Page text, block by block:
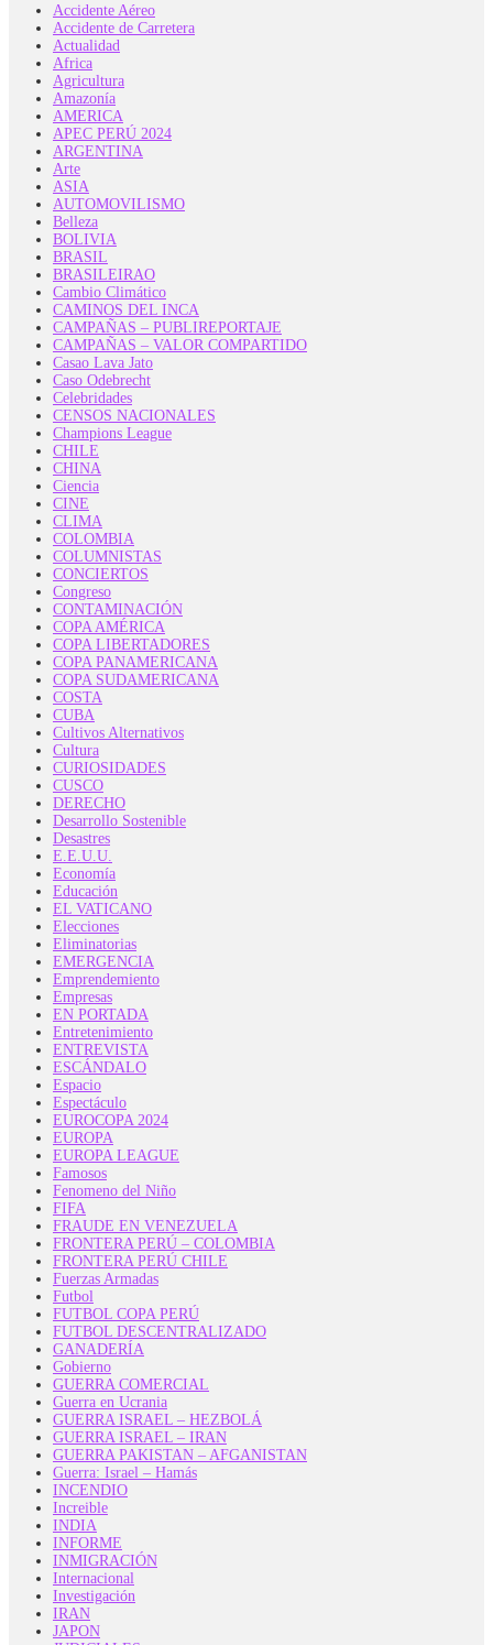
Accidente Aéreo
Accidente de Carretera
Actualidad
Africa
Agricultura
Amazonía
AMERICA
APEC PERÚ 2024
ARGENTINA
Arte
ASIA
AUTOMOVILISMO
Belleza
BOLIVIA
BRASIL
BRASILEIRAO
Cambio Climático
CAMINOS DEL INCA
CAMPAÑAS – PUBLIREPORTAJE
CAMPAÑAS – VALOR COMPARTIDO
Casao Lava Jato
Caso Odebrecht
Celebridades
CENSOS NACIONALES
Champions League
CHILE
CHINA
Ciencia
CINE
CLIMA
COLOMBIA
COLUMNISTAS
CONCIERTOS
Congreso
CONTAMINACIÓN
COPA AMÉRICA
COPA LIBERTADORES
COPA PANAMERICANA
COPA SUDAMERICANA
COSTA
CUBA
Cultivos Alternativos
Cultura
CURIOSIDADES
CUSCO
DERECHO
Desarrollo Sostenible
Desastres
E.E.U.U.
Economía
Educación
EL VATICANO
Elecciones
Eliminatorias
EMERGENCIA
Emprendemiento
Empresas
EN PORTADA
Entretenimiento
ENTREVISTA
ESCÁNDALO
Espacio
Espectáculo
EUROCOPA 2024
EUROPA
EUROPA LEAGUE
Famosos
Fenomeno del Niño
FIFA
FRAUDE EN VENEZUELA
FRONTERA PERÚ – COLOMBIA
FRONTERA PERÚ CHILE
Fuerzas Armadas
Futbol
FUTBOL COPA PERÚ
FUTBOL DESCENTRALIZADO
GANADERÍA
Gobierno
GUERRA COMERCIAL
Guerra en Ucrania
GUERRA ISRAEL – HEZBOLÁ
GUERRA ISRAEL – IRAN
GUERRA PAKISTAN – AFGANISTAN
Guerra: Israel – Hamás
INCENDIO
Increible
INDIA
INFORME
INMIGRACIÓN
Internacional
Investigación
IRAN
JAPON